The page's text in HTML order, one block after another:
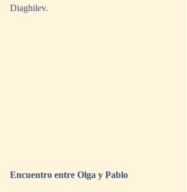
Diaghilev.
Encuentro entre Olga y Pablo